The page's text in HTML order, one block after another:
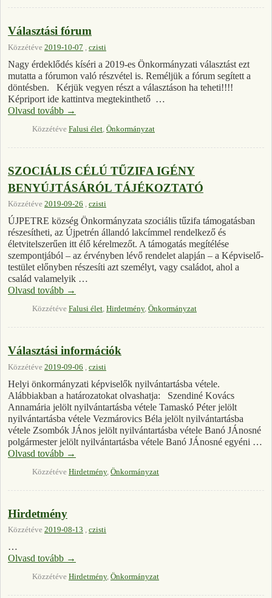
Választási fórum
Közzétéve 2019-10-07 , czisti
Nagy érdeklődés kíséri a 2019-es Önkormányzati választást ezt
mutatta a fórumon való részvétel is. Reméljük a fórum segített a
döntésben. Kérjük vegyen részt a választáson ha teheti!!!!
Képriport ide kattintva megtekinthető …
Olvasd tovább →
Közzétéve Falusi élet Önkormányzat
SZOCIÁLIS CÉLÚ TŰZIFA IGÉNY
BENYÚJTÁSÁRÓL TÁJÉKOZTATÓ
Közzétéve 2019-09-26 , czisti
ÚJPETRE község Önkormányzata szociális tűzifa támogatásban
részesítheti, az Újpetrén állandó lakcímmel rendelkező és
életvitelszerűen itt élő kérelmezőt. A támogatás megítélése
szempontjából – az érvényben lévő rendelet alapján – a Képviselő-
testület előnyben részesíti azt személyt, vagy családot, ahol a
család valamelyik …
Olvasd tovább →
Közzétéve Falusi élet, Hirdetmény, Önkormányzat
Választási információk
Közzétéve 2019-09-06 czisti
Helyi önkormányzati képviselők nyilvántartásba vétele.
Alábbiakban a határozatokat olvashatja: Szendiné Kovács
Annamária jelölt nyilvántartásba vétele Tamaskó Péter jelölt
nyilvántartásba vétele Vezmárovics Béla jelölt nyilvántartásba
vétele Zsombók JÁnos jelölt nyilvántartásba vétele Banó JÁnosné
polgármester jelölt nyilvántartásba vétele Banó JÁnosné egyéni …
Olvasd tovább →
Közzétéve Hirdetmény, Önkormányzat
Hirdetmény
Közzétéve 2019-08-13 , czisti
…
Olvasd tovább →
Közzétéve Hirdetmény, Önkormányzat